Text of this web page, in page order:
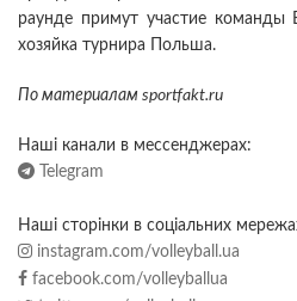
раунде примут участие
хозяйка турнира Польша.
По материалам sportfakt.ru
Наші канали в мессенджерах:
Telegram
Наші сторінки в соціальних
instagram.com/volleyball.ua
facebook.com/volleyballua